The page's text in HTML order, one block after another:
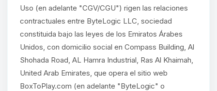
Uso (en adelante "CGV/CGU") rigen las relaciones
contractuales entre ByteLogic LLC, sociedad
constituida bajo las leyes de los Emiratos Árabes
Unidos, con domicilio social en Compass Building, Al
Shohada Road, AL Hamra Industrial, Ras Al Khaimah,
United Arab Emirates, que opera el sitio web
BoxToPlay.com (en adelante "ByteLogic" o